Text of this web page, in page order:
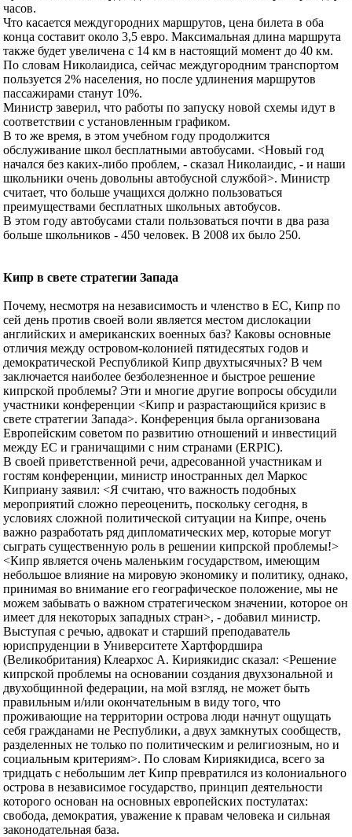
часов.
Что касается междугородних маршрутов, цена билета в оба
конца составит около 3,5 евро. Максимальная длина маршрута
также будет увеличена с 14 км в настоящий момент до 40 км.
По словам Николаидиса, сейчас междугородним транспортом
пользуется 2% населения, но после удлинения маршрутов
пассажирами станут 10%.
Министр заверил, что работы по запуску новой схемы идут в
соответствии с установленным графиком.
В то же время, в этом учебном году продолжится
обслуживание школ бесплатными автобусами. <Новый год
начался без каких-либо проблем, - сказал Николаидис, - и наши
школьники очень довольны автобусной службой>. Министр
считает, что больше учащихся должно пользоваться
преимуществами бесплатных школьных автобусов.
В этом году автобусами стали пользоваться почти в два раза
больше школьников - 450 человек. В 2008 их было 250.
Кипр в свете стратегии Запада
Почему, несмотря на независимость и членство в ЕС, Кипр по
сей день против своей воли является местом дислокации
английских и американских военных баз? Каковы основные
отличия между островом-колонией пятидесятых годов и
демократической Республикой Кипр двухтысячных? В чем
заключается наиболее безболезненное и быстрое решение
кипрской проблемы? Эти и многие другие вопросы обсудили
участники конференции <Кипр и разрастающийся кризис в
свете стратегии Запада>. Конференция была организована
Европейским советом по развитию отношений и инвестиций
между ЕС и граничащими с ним странами (ERPIC).
В своей приветственной речи, адресованной участникам и
гостям конференции, министр иностранных дел Маркос
Киприану заявил: <Я считаю, что важность подобных
мероприятий сложно переоценить, поскольку сегодня, в
условиях сложной политической ситуации на Кипре, очень
важно разработать ряд дипломатических мер, которые могут
сыграть существенную роль в решении кипрской проблемы!>
<Кипр является очень маленьким государством, имеющим
небольшое влияние на мировую экономику и политику, однако,
принимая во внимание его географическое положение, мы не
можем забывать о важном стратегическом значении, которое он
имеет для некоторых западных стран>, - добавил министр.
Выступая с речью, адвокат и старший преподаватель
юриспруденции в Университете Хартфордшира
(Великобритания) Клеархос А. Кириякидис сказал: <Решение
кипрской проблемы на основании создания двухзональной и
двухобщинной федерации, на мой взгляд, не может быть
правильным и/или окончательным в виду того, что
проживающие на территории острова люди начнут ощущать
себя гражданами не Республики, а двух замкнутых сообществ,
разделенных не только по политическим и религиозным, но и
социальным критериям>. По словам Кириякидиса, всего за
тридцать с небольшим лет Кипр превратился из колониального
острова в независимое государство, принцип деятельности
которого основан на основных европейских постулатах:
свобода, демократия, уважение к правам человека и сильная
законодательная база.